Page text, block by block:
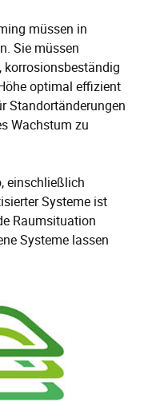
müssen in
Sie müssen
optimal effizient
Standortänderungen
Wachstum zu
einschließlich
Systeme ist
Raumsituation
Systeme lassen